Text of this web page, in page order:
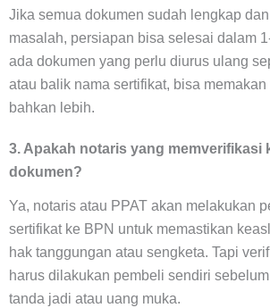
Jika semua dokumen sudah lengkap
masalah, persiapan bisa selesai dalam
ada dokumen yang perlu diurus ulang
atau balik nama sertifikat, bisa
bahkan lebih.
3. Apakah notaris yang memverifikasi
dokumen?
Ya, notaris atau PPAT akan melakukan
sertifikat ke BPN untuk memastikan
hak tanggungan atau sengketa. Tapi
harus dilakukan pembeli sendiri
tanda jadi atau uang muka.